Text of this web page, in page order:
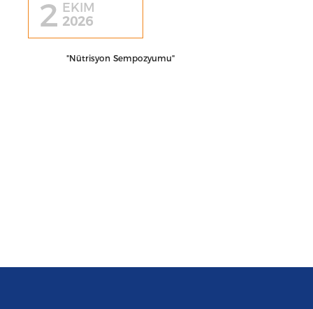
2 EKIM
2026
"Nütrisyon Sempozyumu"